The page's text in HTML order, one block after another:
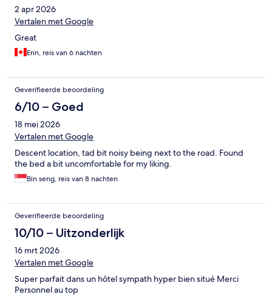
2 apr 2026
Vertalen met Google
Great
Erin, reis van 6 nachten
Geverifieerde beoordeling
6/10 – Goed
18 mei 2026
Vertalen met Google
Descent location, tad bit noisy being next to the road. Found
the bed a bit uncomfortable for my liking.
Bin seng, reis van 8 nachten
Geverifieerde beoordeling
10/10 – Uitzonderlijk
16 mrt 2026
Vertalen met Google
Super parfait dans un hôtel sympath hyper bien situé Merci
Personnel au top